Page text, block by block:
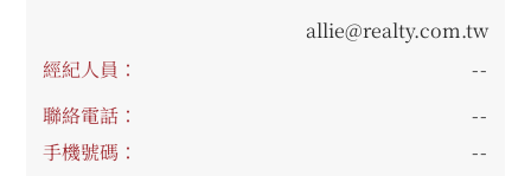
allie@realty.com.tw
經紀人員：
--
聯絡電話：
--
手機號碼：
--